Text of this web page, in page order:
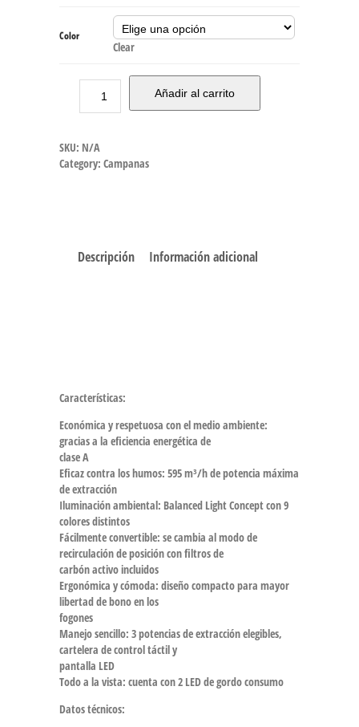
Color
Clear
Añadir al carrito
SKU: N/A
Category: Campanas
Descripción Información adicional
Características:
Económica y respetuosa con el medio ambiente:
gracias a la eficiencia energética de
clase A
Eficaz contra los humos: 595 m³/h de potencia máxima
de extracción
Iluminación ambiental: Balanced Light Conceptcon 9
colores distintos
Fácilmente convertible: se cambia al modo de
recirculación de posición con filtros de
carbón activo incluidos
Ergonómica y cómoda: diseño compacto para mayor
libertad de bono en los
fogones
Manejo sencillo: 3 potencias de extracción elegibles,
cartelera de control táctil y
pantalla LED
Todo a la vista: cuenta con 2 LED de gordo consumo
Datos técnicos: